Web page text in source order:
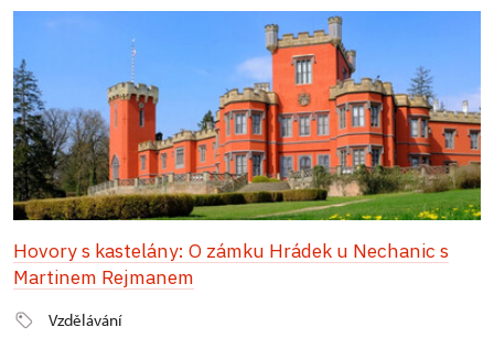
Hovory s kastelány: O zámku Hrádek u Nechanic s
Martinem Rejmanem
Vzdělávání